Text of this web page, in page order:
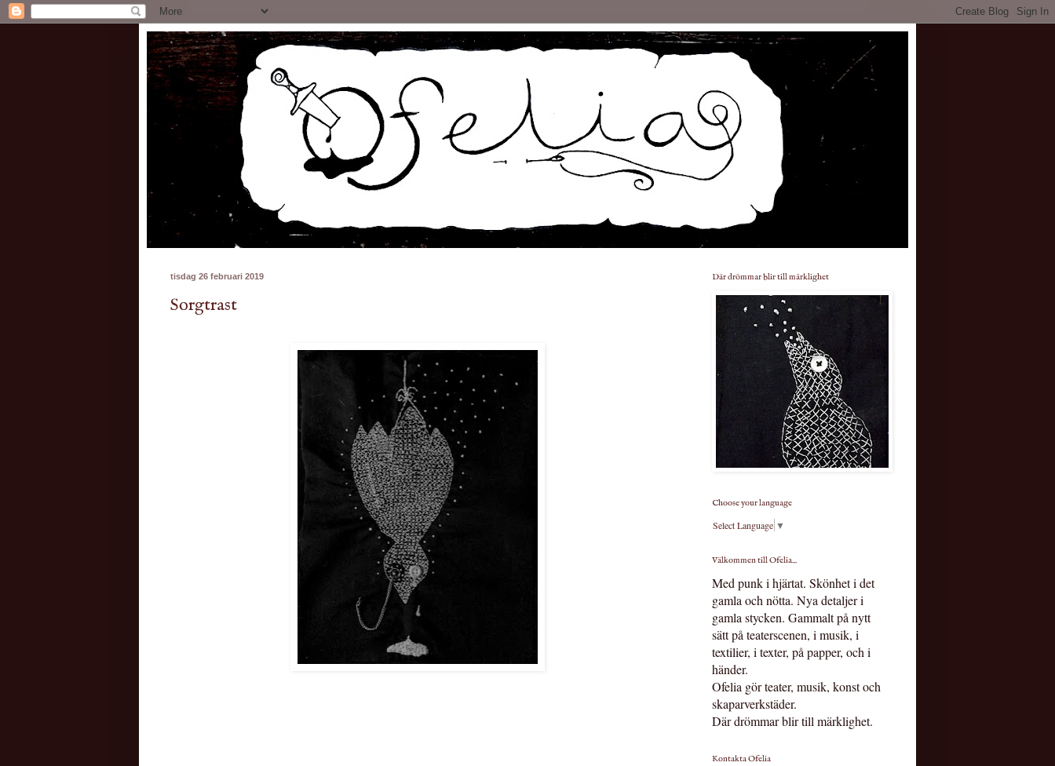
tisdag 26 februari 2019
Sorgtrast
Där drömmar blir till märklighet
Choose your language
Select Language ▼
Välkommen till Ofelia...
Med punk i hjärtat. Skönhet i det
gamla och nötta. Nya detaljer i
gamla stycken. Gammalt på nytt
sätt på teaterscenen, i musik, i
textilier, i texter, på papper, och i
händer.
Ofelia gör teater, musik, konst och
skaparverkstäder.
Där drömmar blir till märklighet.
Kontakta Ofelia